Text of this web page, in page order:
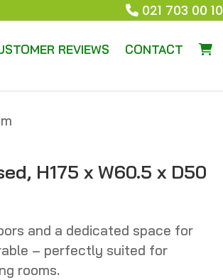
021 703 00 10
REVIEWS CONTACT
H175 x W60.5 x D50
and a dedicated space for
– perfectly suited for
rooms.